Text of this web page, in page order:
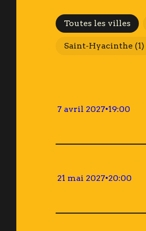
Villes
Toutes les villes
Saint-Hyacinthe (1)
7 avril 2027•19:00
21 mai 2027•20:00